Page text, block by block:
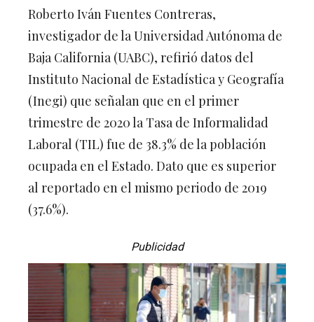
Roberto Iván Fuentes Contreras,
investigador de la Universidad Autónoma de
Baja California (UABC), refirió datos del
Instituto Nacional de Estadística y Geografía
(Inegi) que señalan que en el primer
trimestre de 2020 la Tasa de Informalidad
Laboral (TIL) fue de 38.3% de la población
ocupada en el Estado. Dato que es superior
al reportado en el mismo periodo de 2019
(37.6%).
Publicidad